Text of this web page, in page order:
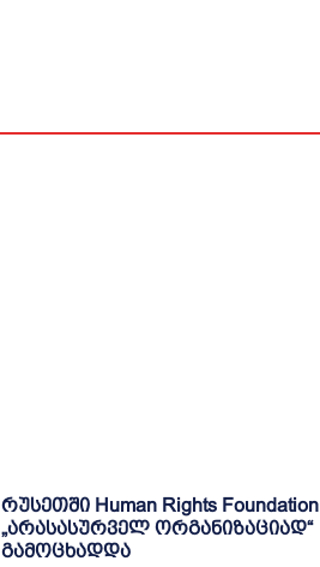
რუსეთში Human Rights Foundation
„არასასურველ ორგანიზაციად“
გამოცხადდა